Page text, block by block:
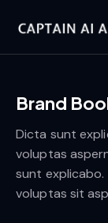
Brand
Dicta sunt
voluptas
sunt explicabo.
voluptas sit